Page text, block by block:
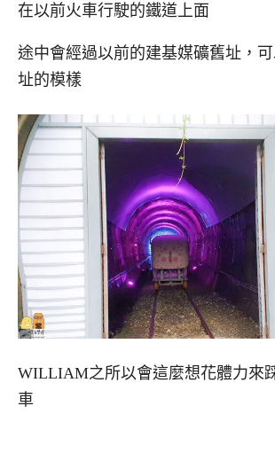
在以前火車行駛的鐵道上面
途中會經過以前的建基媒礦舊址，
址的模樣
WILLIAM之所以會這麼想花體力來
車